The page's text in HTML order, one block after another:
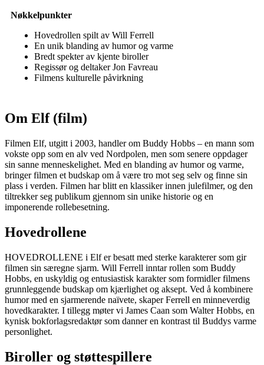
Nøkkelpunkter
Hovedrollen spilt av Will Ferrell
En unik blanding av humor og varme
Bredt spekter av kjente biroller
Regissør og deltaker Jon Favreau
Filmens kulturelle påvirkning
Om Elf (film)
Filmen Elf, utgitt i 2003, handler om Buddy Hobbs – en mann som
vokste opp som en alv ved Nordpolen, men som senere oppdager
sin sanne menneskelighet. Med en blanding av humor og varme,
bringer filmen et budskap om å være tro mot seg selv og finne sin
plass i verden. Filmen har blitt en klassiker innen julefilmer, og den
tiltrekker seg publikum gjennom sin unike historie og en
imponerende rollebesetning.
Hovedrollene
HOVEDROLLENE i Elf er besatt med sterke karakterer som gir
filmen sin særegne sjarm. Will Ferrell inntar rollen som Buddy
Hobbs, en uskyldig og entusiastisk karakter som formidler filmens
grunnleggende budskap om kjærlighet og aksept. Ved å kombinere
humor med en sjarmerende naïvete, skaper Ferrell en minneverdig
hovedkarakter. I tillegg møter vi James Caan som Walter Hobbs, en
kynisk bokforlagsredaktør som danner en kontrast til Buddys varme
personlighet.
Biroller og støttespillere